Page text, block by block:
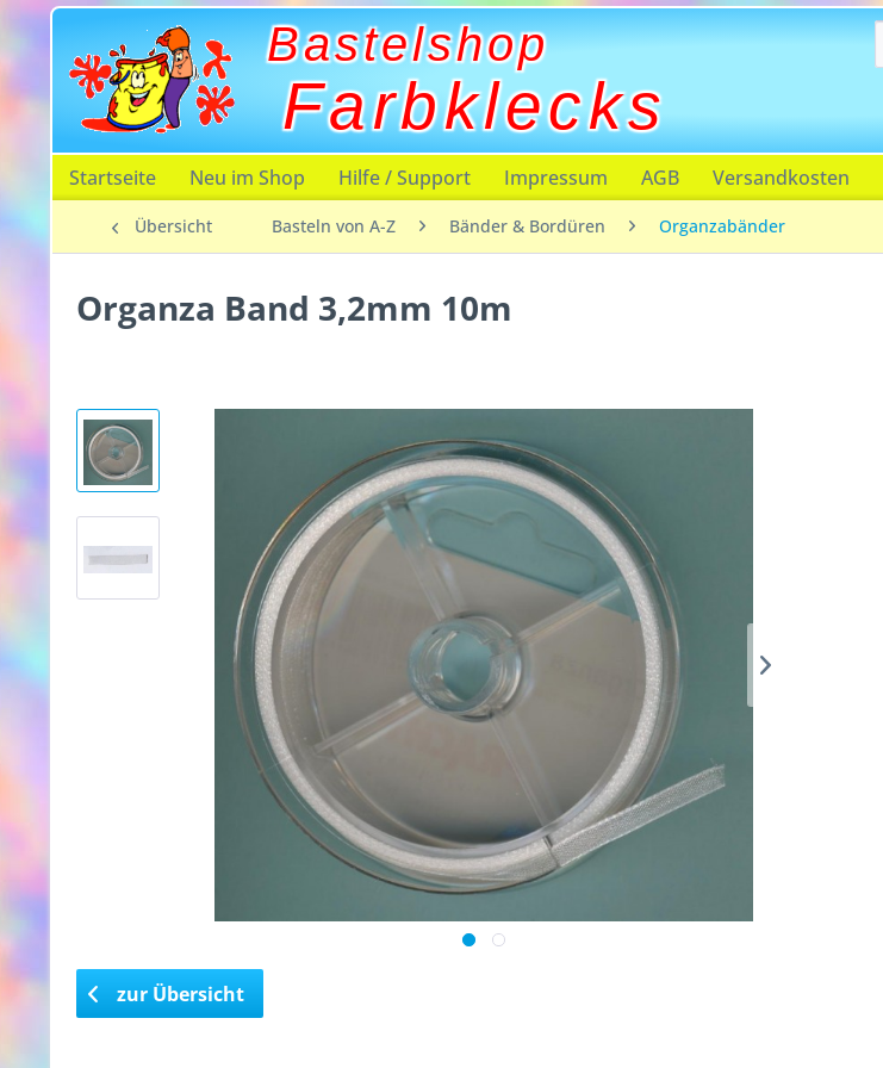
Bastelshop
Farbklecks
Startseite Neu im Shop Hilfe / Support Impressum AGB Versandkosten
Übersicht Basteln von A-Z Bänder & Bordüren Organzabänder
Organza Band 3,2mm 10m
zur Übersicht